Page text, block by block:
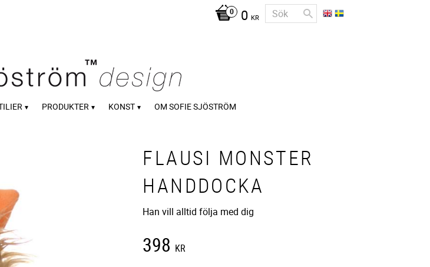
0 KR
PRODUKTER KONST OM SOFIE SJÖSTRÖM
FLAUSI MONSTER
HANDDOCKA
Han vill alltid följa med dig
398 KR